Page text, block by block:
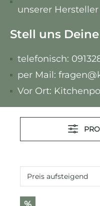
unserer Hersteller
Stell uns
telefonisch:
per Mail:
Vor Ort: